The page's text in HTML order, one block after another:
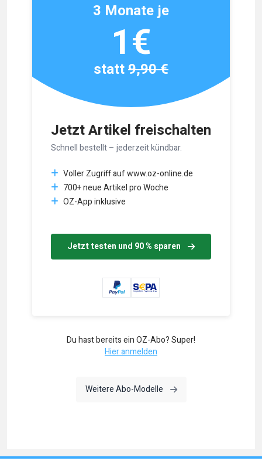
Jetzt Artikel freischalten
Schnell bestellt – jederzeit kündbar.
Voller Zugriff auf www.oz-online.de
700+ neue Artikel pro Woche
OZ-App inklusive
Jetzt testen und 90 % sparen
3 Monate je
1€
statt9,90 €
Du hast bereits ein OZ-Abo? Super!
Hier anmelden
Weitere Abo-Modelle